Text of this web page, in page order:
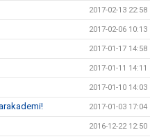
2017-02-13 22:58
2017-02-06 10:13
2017-01-17 14:58
2017-01-11 14:11
2017-01-10 14:03
2017-01-03 17:04
2016-12-22 12:50